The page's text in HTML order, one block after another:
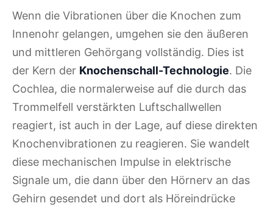
Wenn die Vibrationen über die Knochen zum
Innenohr gelangen, umgehen sie den äußeren
und mittleren Gehörgang vollständig. Dies ist
der Kern der Knochenschall-Technologie. Die
Cochlea, die normalerweise auf die durch das
Trommelfell verstärkten Luftschallwellen
reagiert, ist auch in der Lage, auf diese direkten
Knochenvibrationen zu reagieren. Sie wandelt
diese mechanischen Impulse in elektrische
Signale um, die dann über den Hörnerv an das
Gehirn gesendet und dort als Höreindrücke